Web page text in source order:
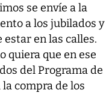
se envíe a la
a los jubilados y
en las calles.
quiera que en ese
del Programa de
compra de los